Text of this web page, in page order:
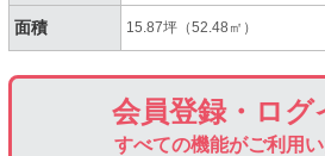
面積 15.87坪（52.48㎡）
会員登録・ログ
すべての機能がご利用